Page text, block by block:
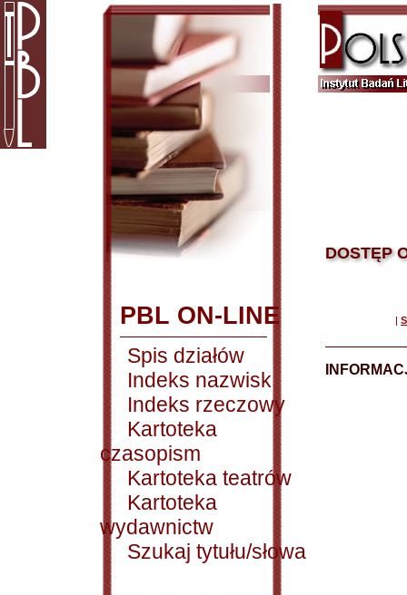
PBL ON-LINE
Spis działów
Indeks nazwisk
Indeks rzeczowy
Kartoteka
czasopism
Kartoteka teatrów
Kartoteka
wydawnictw
Szukaj tytułu/słowa
DOSTĘP
|